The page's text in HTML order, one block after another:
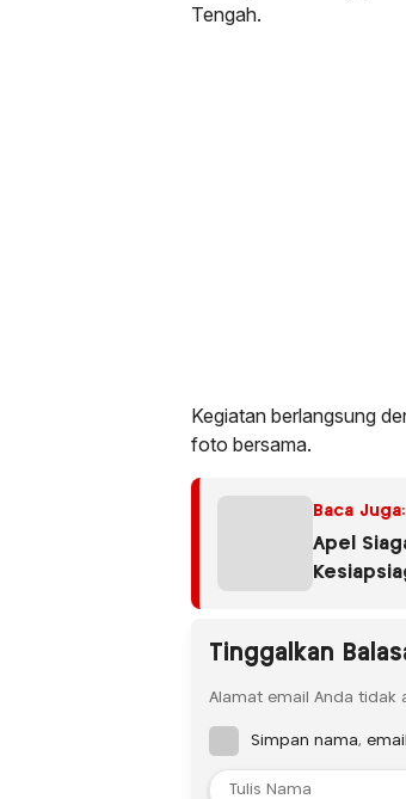
Tengah.
Kegiatan berlangsung
foto bersama.
Baca Juga:
Apel
Tinggalkan
Alamat email Anda tidak
Simpan nama,